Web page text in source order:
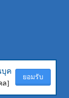
บุค
ล]
ยอมรับ
บุค
ล]
ยอมรับ